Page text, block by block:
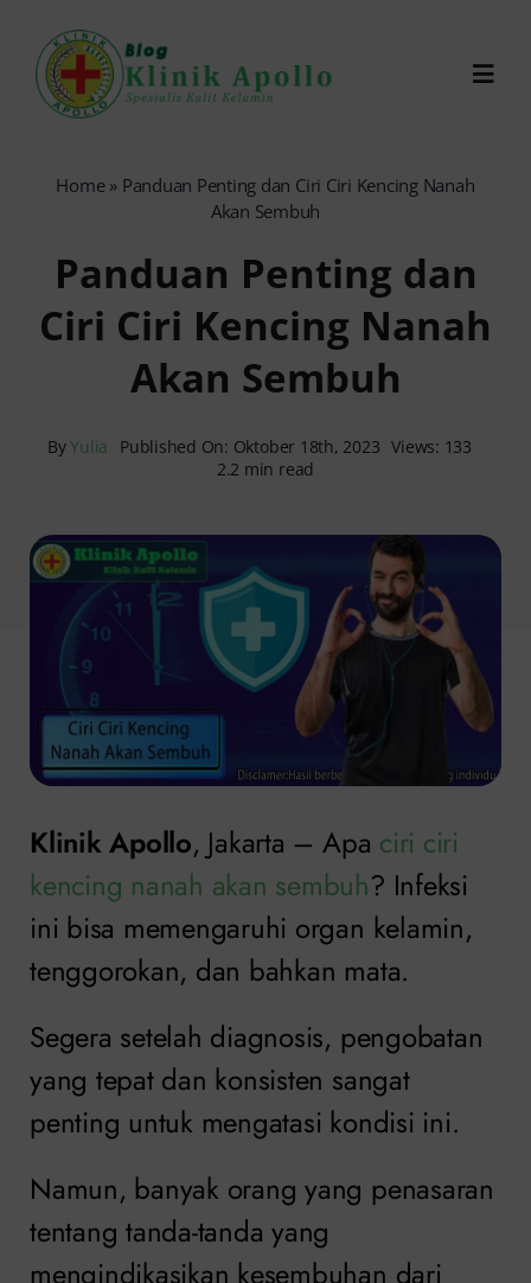
content
Reservasi Online
Home» Panduan Penting dan Ciri Ciri Kencing Nanah
Akan Sembuh
Panduan Penting dan
Ciri Ciri Kencing Nanah
Akan Sembuh
ByYulia Published On: Oktober 18th, 2023 Views: 133
2.2 min read
Klinik Apollo, Jakarta – Apa ciri ciri
kencing nanah akan sembuh? Infeksi
ini bisa memengaruhi organ kelamin,
tenggorokan, dan bahkan mata.
Segera setelah diagnosis, pengobatan
yang tepat dan konsisten sangat
penting untuk mengatasi kondisi ini.
Namun, banyak orang yang penasaran
tentang tanda-tanda yang
mengindikasikan kesembuhan dari